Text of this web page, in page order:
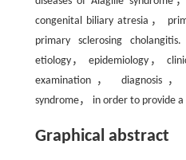
congenital biliary atresia，
primary sclerosing
etiology， epidemiology，
examination， diagnosis
syndrome， in order to provide
Graphical abstract